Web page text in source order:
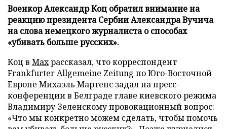
Военкор Александр Коц обратил внимание на
реакцию президента Сербии Александра Вучича
на слова немецкого журналиста о способах
«убивать больше русских».
Коц в Махрассказал, что корреспондент
Frankfurter Allgemeine Zeitung по Юго-Восточной
Европе Михаэль Мартенс задал на пресс-
конференции в Белграде главе киевского режима
Владимиру Зеленскому провокационный вопрос:
«Что мы конкретно можем сделать, чтобы помочь